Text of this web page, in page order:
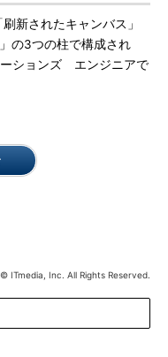
新されたキャンバス」
の3つの柱で構成され
ションズ エンジニアで
ITmedia, Inc. All Rights Reserved.